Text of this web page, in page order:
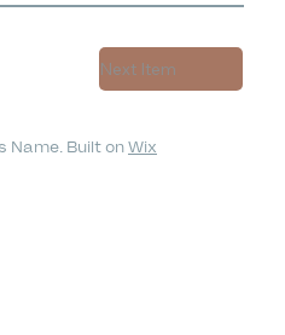
Next Item
Name. Built on Wix